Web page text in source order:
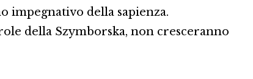
impegnativo della sapienza.
della Szymborska, non cresceranno